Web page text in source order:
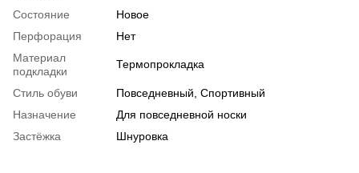
Состояние
Новое
Перфорация
Нет
Материал
подкладки
Термопрокладка
Стиль обуви
Повседневный, Спортивный
Назначение
Для повседневной носки
Застёжка
Шнуровка